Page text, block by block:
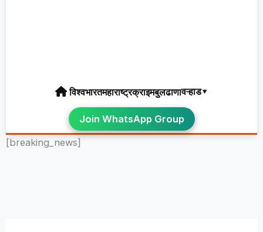
विश्वभारतमहाराष्ट्रक्राइमबुलढाणावऱ्हाड▾
Join WhatsApp Group
[breaking_news]